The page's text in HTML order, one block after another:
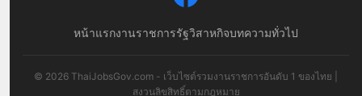
หน้าแรกงานราชการรัฐวิสาหกิจบทความทั่วไป
© 2026 ThaiJobsGov.com - เว็บไซต์รวมงานราชการอันดับ 1 ของไทย |
สงวนลิขสิทธิ์ตามกฎหมาย